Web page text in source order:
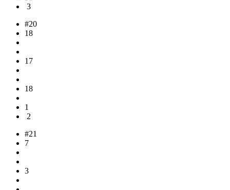
3
#20
18
17
18
1
2
#21
7
3